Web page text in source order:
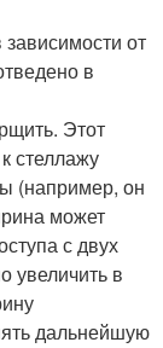
от
в
Этот
стеллажу
(например, он
может
с двух
увеличить в
дальнейшую